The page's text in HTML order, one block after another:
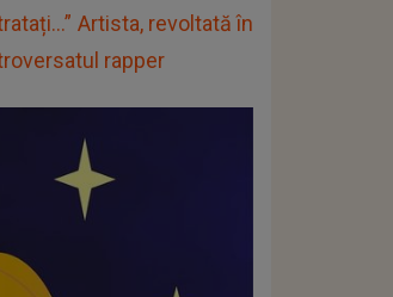
Artista, revoltată în
rapper